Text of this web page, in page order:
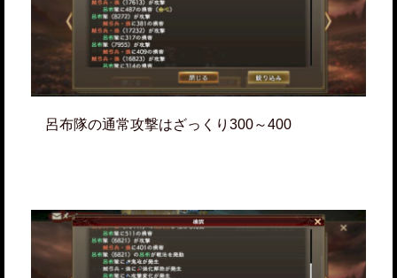
呂布隊の通常攻撃はざっくり300～400